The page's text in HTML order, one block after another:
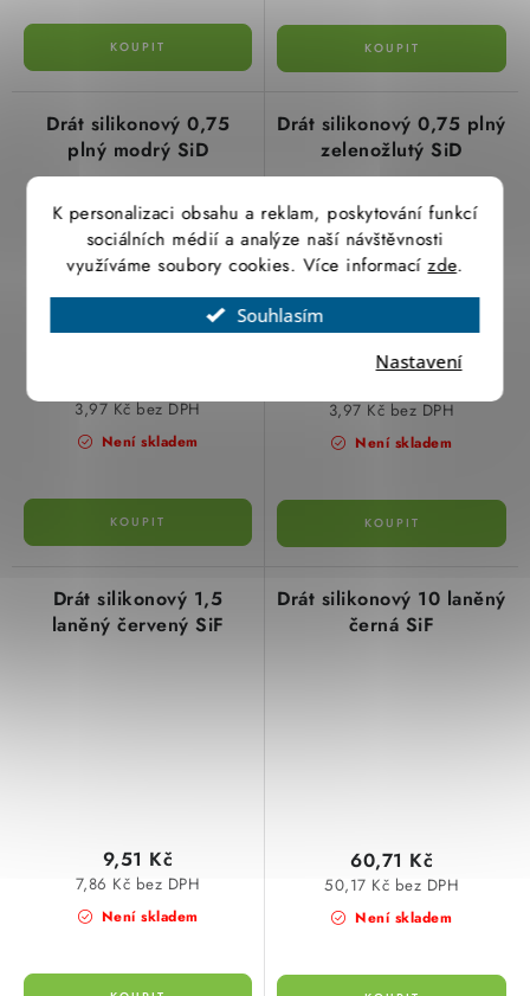
K personalizaci obsahu a reklam, poskytování funkcí
sociálních médií a analýze naší návštěvnosti
využíváme soubory cookies. Více informacízde.
Souhlasím
Nastavení
Drát silikonový 0,75
plný modrý SiD
Není skladem
3,97 Kč bez DPH
Drát silikonový 0,75 plný
zelenožlutý SiD
Není skladem
3,97 Kč bez DPH
Drát silikonový 1,5
laněný červený SiF
Není skladem
7,86 Kč bez DPH
9,51 Kč
Drát silikonový 10 laněný
černá SiF
Není skladem
50,17 Kč bez DPH
60,71 Kč